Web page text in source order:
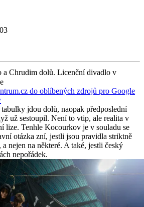
Chrudim dolů. Licenční divadlo v
do oblíbených zdrojů pro Google
jdou dolů, naopak předposlední
už sestoupil. Není to vtip, ale realita v
lize. Tenhle Kocourkov je v souladu se
otázka zní, jestli jsou pravidla striktně
nejen na některé. A také, jestli český
nepořádek.